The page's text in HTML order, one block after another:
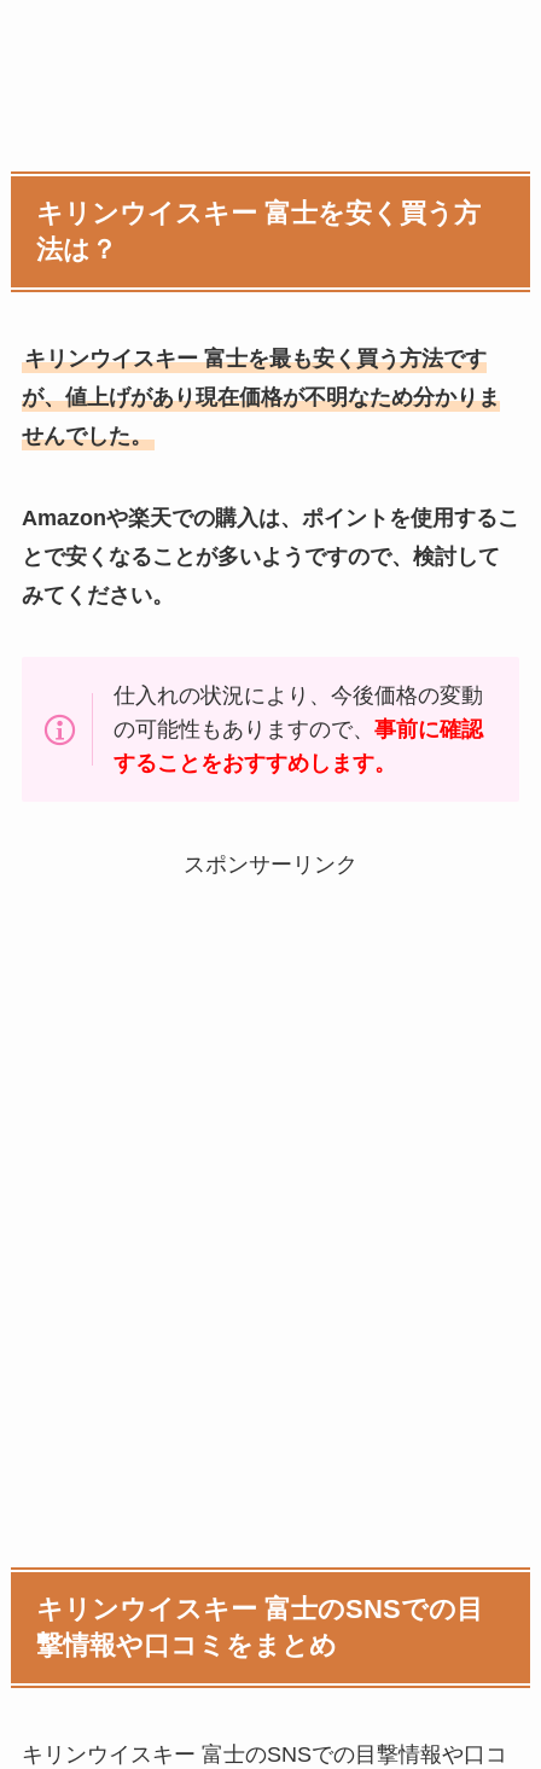
キリンウイスキー 富士を安く買う方
法は？
キリンウイスキー 富士を最も安く買う方法です
が、値上げがあり現在価格が不明なため分かりま
せんでした。
Amazonや楽天での購入は、ポイントを使用するこ
とで安くなることが多いようですので、検討して
みてください。
仕入れの状況により、今後価格の変動
の可能性もありますので、事前に確認
することをおすすめします。
スポンサーリンク
キリンウイスキー 富士のSNSでの目
撃情報や口コミをまとめ
キリンウイスキー 富士のSNSでの目撃情報や口コ